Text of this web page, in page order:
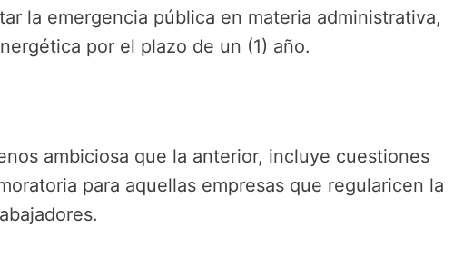
la emergencia pública en materia administrativa,
por el plazo de un (1) año.
ambiciosa que la anterior, incluye cuestiones
para aquellas empresas que regularicen la